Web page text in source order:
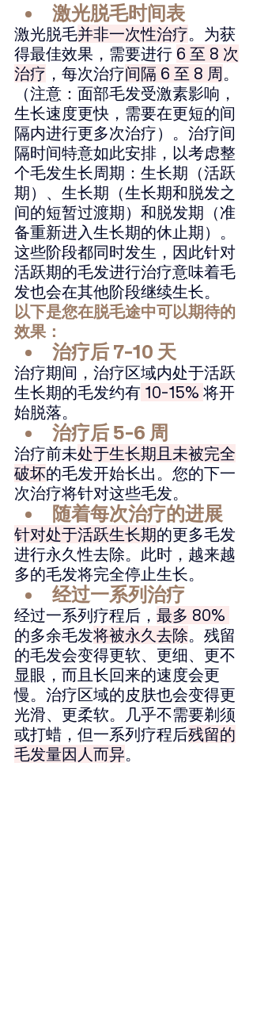
激光脱毛时间表
激光脱毛并非一次性治疗 。为获
得最佳效果，需要进行 6 至 8 次
治疗 ，每次治疗间隔 6 至 8 周
（注意：面部毛发受激素影响，
生长速度更快，需要在更短的间
隔内进行更多次治疗）。治疗间
隔时间特意如此安排，以考虑整
个毛发生长周期：生长期（活跃
期）、生长期（生长期和脱发之
间的短暂过渡期）和脱发期（准
备重新进入生长期的休止期）。
这些阶段都同时发生，因此针对
活跃期的毛发进行治疗意味着毛
发也会在其他阶段继续生长。
以下是您在脱毛途中可以期待的
效果：
治疗后 7-10 天
治疗期间，治疗区域内处于活跃
生长期的毛发约有 10-15% 将开
始脱落。
治疗后 5-6 周
治疗前未处于生长期且未被完全
破坏的毛发开始长出。您的下一
次治疗将针对这些毛发。
随着每次治疗的进展
针对处于活跃生长期的更多毛发
进行永久性去除。此时，越来越
多的毛发将完全停止生长。
经过一系列治疗
经过一系列疗程后， 最多 80%
的多余毛发将被永久去除 。残留
的毛发会变得更软、更细、更不
显眼，而且长回来的速度会更
慢。治疗区域的皮肤也会变得更
光滑、更柔软。几乎不需要剃须
或打蜡，但一系列疗程后残留的
毛发量因人而异